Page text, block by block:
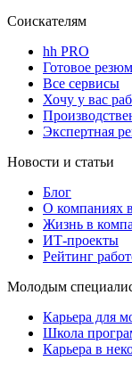
Соискателям
hh PRO
Готовое
Все сервисы
Хочу у вас
Экспертная
Новости и статьи
Блог
О компаниях
Жизнь в
ИТ-проекты
Рейтинг
Молодым
Карьера для
Школа
Карьера в